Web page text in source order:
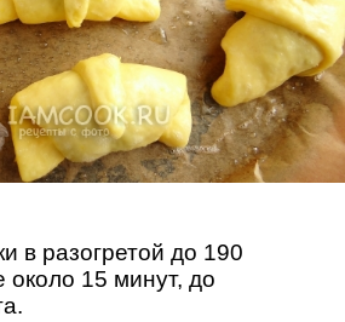
в разогретой до 190
около 15 минут, до